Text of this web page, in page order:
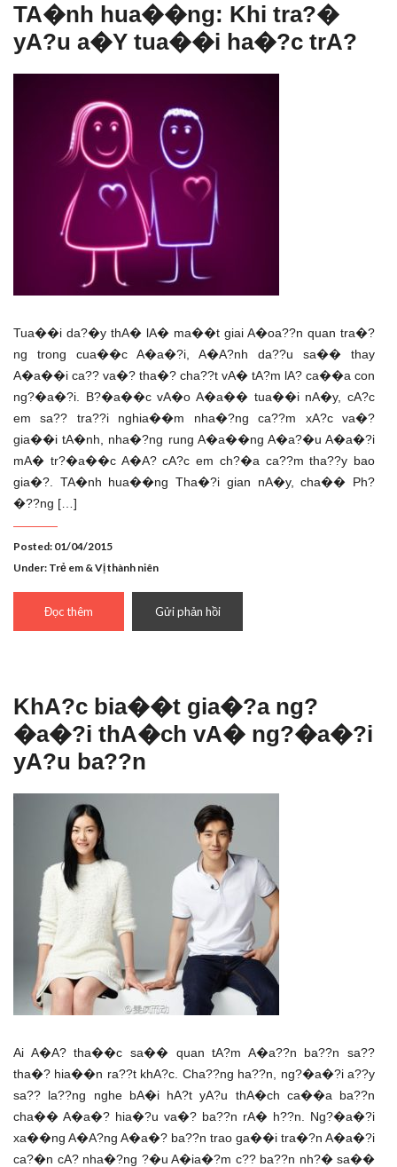
TA�nh hua��ng: Khi tra?�
yA?u a�Y tua��i ha�?c trA?
Tua��i da?�y thA� lA� ma��t giai A�oa??n quan tra�?
ng trong cua��c A�a�?i, A�A?nh da??u sa�� thay
A�a��i ca?? va�? tha�? cha??t vA� tA?m lA? ca��a con
ng?�a�?i. B?�a��c vA�o A�a�� tua��i nA�y, cA?c
em sa?? tra??i nghia��m nha�?ng ca??m xA?c va�?
gia��i tA�nh, nha�?ng rung A�a��ng A�a?�u A�a�?i
mA� tr?�a��c A�A? cA?c em ch?�a ca??m tha??y bao
gia�?. TA�nh hua��ng Tha�?i gian nA�y, cha�� Ph?
�??ng […]
Posted: 01/04/2015
Under: Trẻ em & Vị thành niên
Đọc thêm Gửi phản hồi
KhA?c bia��t gia�?a ng?
�a�?i thA�ch vA� ng?�a�?i
yA?u ba??n
Ai A�A? tha��c sa�� quan tA?m A�a??n ba??n sa??
tha�? hia��n ra??t khA?c. Cha??ng ha??n, ng?�a�?i a??y
sa?? la??ng nghe bA�i hA?t yA?u thA�ch ca��a ba??n
cha�� A�a�? hia�?u va�? ba??n rA� h??n. Ng?�a�?i
xa��ng A�A?ng A�a�? ba??n trao ga��i tra�?n A�a�?i
ca?�n cA? nha�?ng ?�u A�ia�?m c?? ba??n nh?� sa��